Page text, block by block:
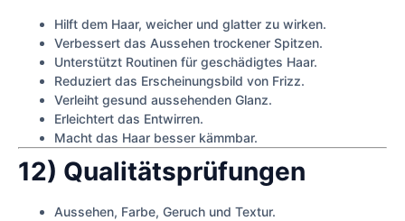
Hilft dem Haar, weicher und glatter zu wirken.
Verbessert das Aussehen trockener Spitzen.
Unterstützt Routinen für geschädigtes Haar.
Reduziert das Erscheinungsbild von Frizz.
Verleiht gesund aussehenden Glanz.
Erleichtert das Entwirren.
Macht das Haar besser kämmbar.
12) Qualitätsprüfungen
Aussehen, Farbe, Geruch und Textur.